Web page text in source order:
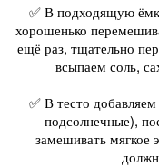
✅ В подходящую
хорошенько
ещё раз, тщательно
всыпаем соль,
✅ В тесто
подсолнечные),
замешивать мягкое